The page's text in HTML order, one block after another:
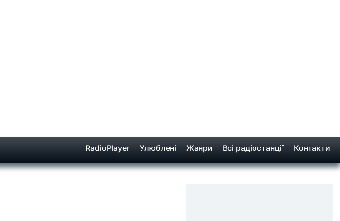
RadioPlayer Улюблені Жанри Всі радіостанції Контакти